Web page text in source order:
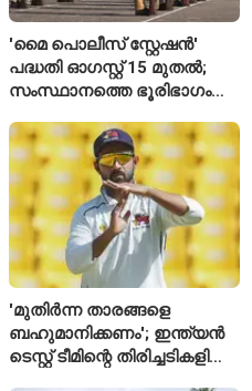
'മൈ പൊലീസ് സ്റ്റേഷൻ'
പദ്ധതി ഓഗസ്റ്റ് 15 മുതൽ;
സംസ്ഥാനത്തെ ഭൂരിഭാഗം
എസ്‌ഐമാർക്ക്
'മുതിർന്ന താരങ്ങളെ
ബഹുമാനിക്കണം'; ഇന്ത്യൻ
ടെസ്റ്റ് ടീമിന്റെ തിരിച്ചടികളിൽ